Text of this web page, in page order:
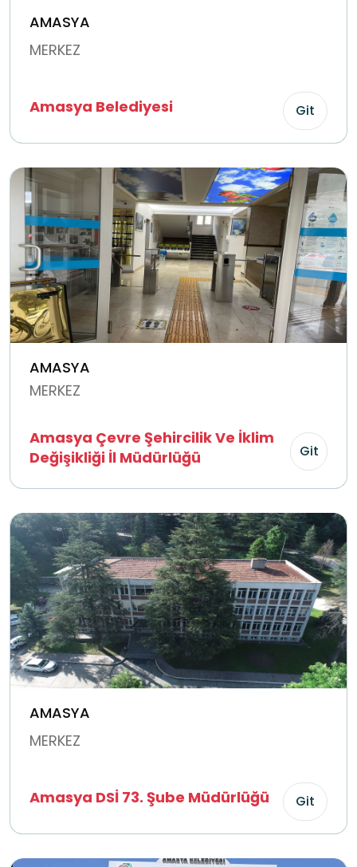
AMASYA
MERKEZ
Amasya Belediyesi Git
AMASYA
MERKEZ
Amasya Çevre Şehircilik Ve İklim
Değişikliği İl Müdürlüğü
Git
AMASYA
MERKEZ
Amasya DSİ 73. Şube Müdürlüğü Git